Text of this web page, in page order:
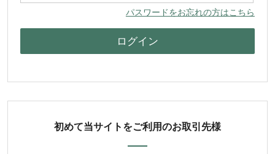
パスワードをお忘れの方はこちら
初めて当サイトをご利用のお取引先様